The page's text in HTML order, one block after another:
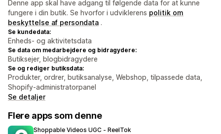
Denne app skal have adgang til følgende data for at kunne
fungere i din butik. Se hvorfor i udviklerens politik om
beskyttelse af persondata .
Se kundedata:
Enheds- og aktivitetsdata
Se data om medarbejdere og bidragydere:
Butiksejer, blogbidragydere
Se og rediger butiksdata:
Produkter, ordrer, butiksanalyse, Webshop, tilpassede data,
Shopify-administratorpanel
Se detaljer
Flere apps som denne
Shoppable Videos UGC ‑ ReelTok